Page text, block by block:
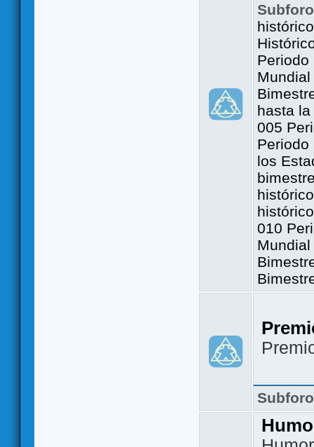
Periodo
hasta
005
Periodo
los
010